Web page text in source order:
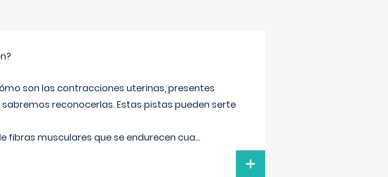
son las contracciones uterinas, presentes
reconocerlas. Estas pistas pueden serte
fibras musculares que se endurecen cua...
+